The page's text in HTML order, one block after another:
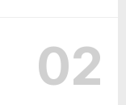
02